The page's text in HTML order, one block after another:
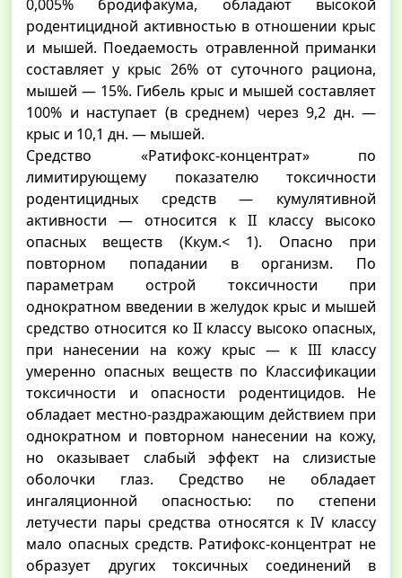
0,005% бродифакума, обладают высокой
родентицидной активностью в отношении крыс
и мышей. Поедаемость отравленной приманки
составляет у крыс 26% от суточного рациона,
мышей — 15%. Гибель крыс и мышей составляет
100% и наступает (в среднем) через 9,2 дн. —
крыс и 10,1 дн. — мышей.
Средство «Ратифокс-концентрат» по
лимитирующему показателю токсичности
родентицидных средств — кумулятивной
активности — относится к II классу высоко
опасных веществ (Ккум.< 1). Опасно при
повторном попадании в организм. По
параметрам острой токсичности при
однократном введении в желудок крыс и мышей
средство относится ко II классу высоко опасных,
при нанесении на кожу крыс — к III классу
умеренно опасных веществ по Классификации
токсичности и опасности родентицидов. Не
обладает местно-раздражающим действием при
однократном и повторном нанесении на кожу,
но оказывает слабый эффект на слизистые
оболочки глаз. Средство не обладает
ингаляционной опасностью: по степени
летучести пары средства относятся к IV классу
мало опасных средств. Ратифокс-концентрат не
образует других токсичных соединений в